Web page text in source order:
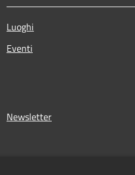
Luoghi
Eventi
Newsletter